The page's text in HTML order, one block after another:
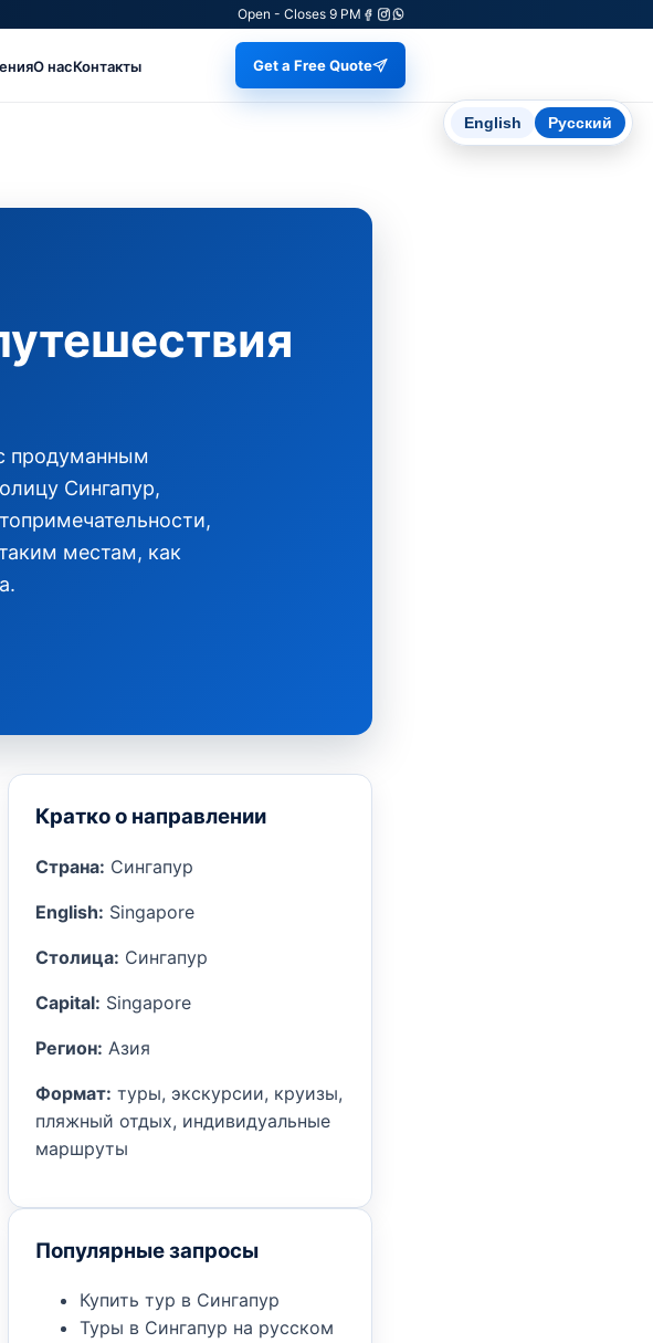
Open - Closes 9 PM
О насКонтакты Get a Free Quote
продуманным
Сингапур,
местам, как
Кратко о направлении
Страна: Сингапур
English: Singapore
Столица: Сингапур
Capital: Singapore
Регион: Азия
Формат: туры, экскурсии, круизы,
пляжный отдых, индивидуальные
маршруты
Популярные запросы
Купить тур в Сингапур
Туры в Сингапур на русском
English Русский